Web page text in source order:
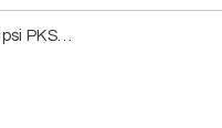
PKS…